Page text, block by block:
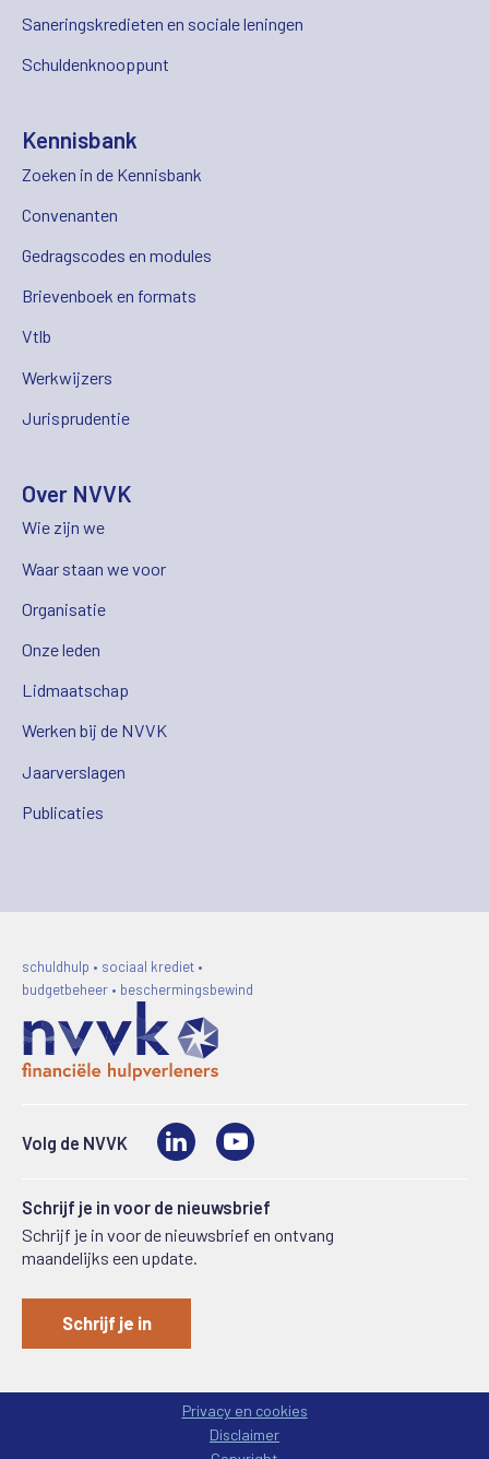
Saneringskredieten en sociale leningen
Schuldenknooppunt
Kennisbank
Zoeken in de Kennisbank
Convenanten
Gedragscodes en modules
Brievenboek en formats
Vtlb
Werkwijzers
Jurisprudentie
Over NVVK
Wie zijn we
Waar staan we voor
Organisatie
Onze leden
Lidmaatschap
Werken bij de NVVK
Jaarverslagen
Publicaties
schuldhulp • sociaal krediet •
budgetbeheer • beschermingsbewind
Volg de NVVK LinkedIn
Schrijf je in voor de nieuwsbrief
Schrijf je in voor de nieuwsbrief en ontvang
maandelijks een update.
Schrijf je in
Privacy en cookies
Disclaimer